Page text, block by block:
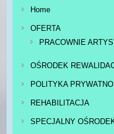
Home
OFERTA
PRACOWNIE
OŚRODEK
POLITYKA
REHABILITACJA
SPECJALNY